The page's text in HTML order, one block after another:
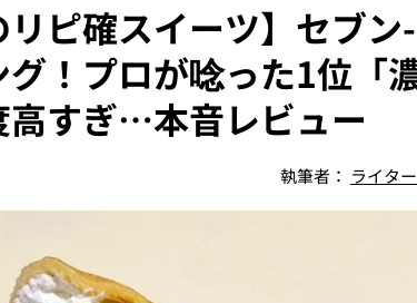
リピ確スイーツ】セブ
！プロが唸った1位「
高すぎ…本音レビュー
執筆者： ライタ